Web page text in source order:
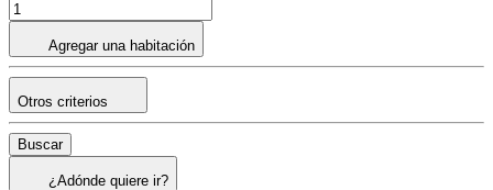
Agregar una habitación
Otros criterios
Buscar
¿Adónde quiere ir?